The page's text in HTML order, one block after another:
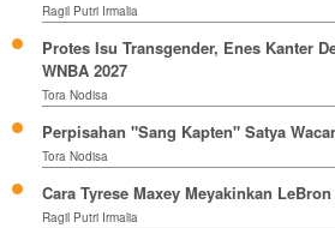
Ragil Putri Irmalia
Protes Isu Transgender, Enes Kanter
WNBA 2027
Tora Nodisa
Perpisahan "Sang Kapten" Satya
Tora Nodisa
Cara Tyrese Maxey Meyakinkan
Ragil Putri Irmalia